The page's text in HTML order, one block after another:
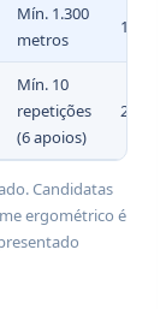
Mín. 1.300
metros
1
Mín. 10
repetições
(6 apoios)
2
Candidatas
ergométrico é